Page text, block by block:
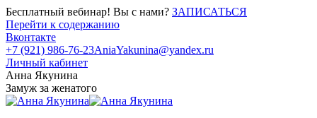
Бесплатный вебинар! Вы с нами? ЗАПИСАТЬСЯ
Перейти к содержанию
Вконтакте
+7 (921) 986-76-23AniaYakunina@yandex.ru
Личный кабинет
Анна Якунина
Замуж за женатого